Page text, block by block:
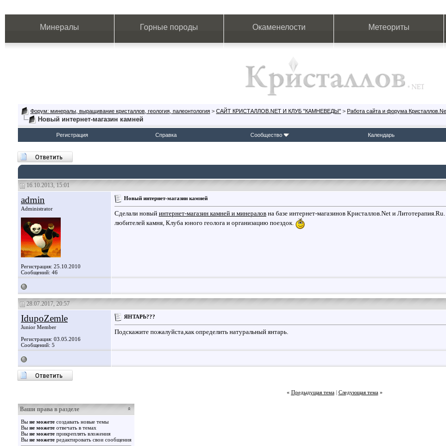
Минералы Горные породы Окаменелости Метеориты
Форум: минералы, выращивание кристаллов, геология, палеонтология > САЙТ КРИСТАЛЛОВ.NET И КЛУБ "КАМНЕВЕДЫ" > Работа сайта и форума
Новый интернет-магазин камней
Регистрация Справка Сообщество Календарь
16.10.2013, 15:01
admin
Administrator
Регистрация: 25.10.2010
Сообщений: 46
Новый интернет-магазин камней
Сделали новый интернет-магазин камней и минералов на базе интернет-магазинов Кристаллов.Net и
любителей камня, Клуба юного геолога и организацию поездок.
28.07.2017, 20:57
IdupoZemle
Junior Member
Регистрация: 03.05.2016
Сообщений: 5
ЯНТАРЬ???
Подскажите пожалуйста,как определить натуральный янтарь.
« Предыдущая тема| Следующая тема »
Ваши права в разделе
Вы не можете создавать новые темы
Вы не можете отвечать в темах
Вы не можете прикреплять вложения
Вы не можете редактировать свои сообщения